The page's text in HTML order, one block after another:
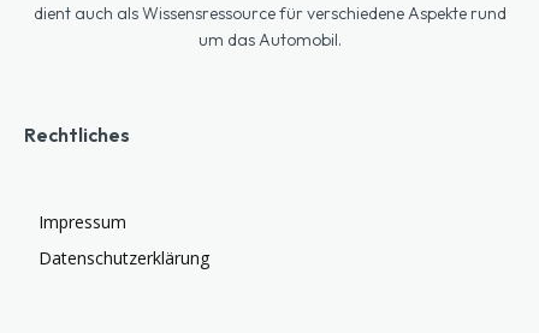
dient auch als Wissensressource für verschiedene Aspekte rund
um das Automobil.
Rechtliches
Impressum
Datenschutzerklärung